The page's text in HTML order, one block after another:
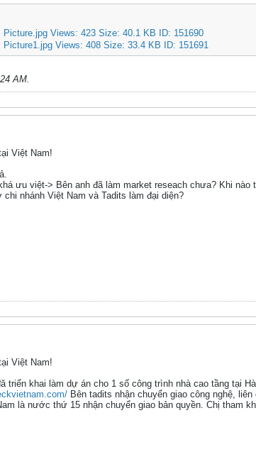
AM.
Việt Nam!
ưu việt-> Bên anh đã làm market reseach chưa? Khi
nhánh Việt Nam và Tadits làm đại diện?
Việt Nam!
triển khai làm dự án cho 1 số công trình nhà cao tầng tại
Bên tadits nhận chuyển giao công nghệ,
là nước thứ 15 nhận chuyển giao bản quyền. Chị tham